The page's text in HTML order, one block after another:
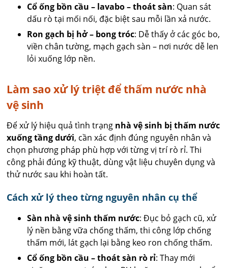
Cổ ống bồn cầu – lavabo – thoát sàn: Quan sát
dấu rò tại mối nối, đặc biệt sau mỗi lần xả nước.
Ron gạch bị hở – bong tróc: Dễ thấy ở các góc bo,
viền chân tường, mạch gạch sàn – nơi nước dễ len
lỏi xuống lớp nền.
Làm sao xử lý triệt để thấm nước nhà
vệ sinh
Để xử lý hiệu quả tình trạng nhà vệ sinh bị thấm nước
xuống tầng dưới, cần xác định đúng nguyên nhân và
chọn phương pháp phù hợp với từng vị trí rò rỉ. Thi
công phải đúng kỹ thuật, dùng vật liệu chuyên dụng và
thử nước sau khi hoàn tất.
Cách xử lý theo từng nguyên nhân cụ thể
Sàn nhà vệ sinh thấm nước: Đục bỏ gạch cũ, xử
lý nền bằng vữa chống thấm, thi công lớp chống
thấm mới, lát gạch lại bằng keo ron chống thấm.
Cổ ống bồn cầu – thoát sàn rò rỉ: Thay mới